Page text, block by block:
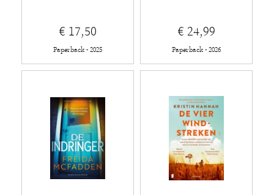
€ 17,50
Paperback - 2025
€ 24,99
Paperback - 2026